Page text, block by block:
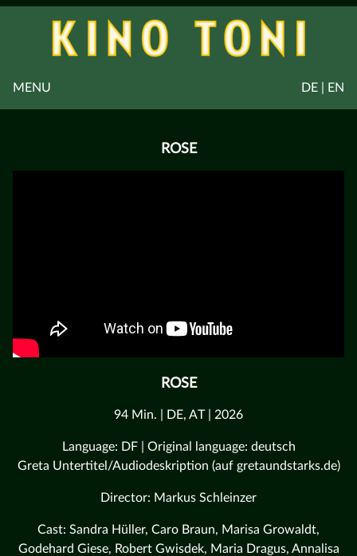
DE | EN
MENU
ROSE
ROSE
94 Min. | DE, AT | 2026
Language: DF | Original language: deutsch
Greta Untertitel/Audiodeskription (auf gretaundstarks.de)
Director: Markus Schleinzer
Cast: Sandra Hüller, Caro Braun, Marisa Growaldt,
Godehard Giese, Robert Gwisdek, Maria Dragus, Annalisa